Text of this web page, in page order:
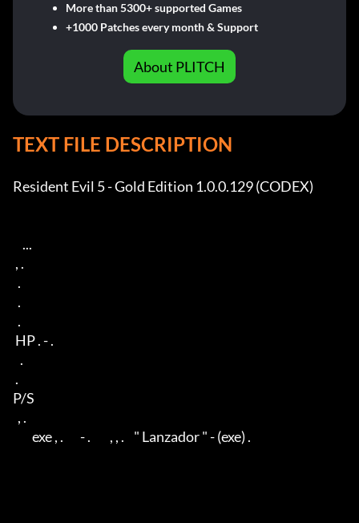
More than 5300+ supported Games
+1000 Patches every month & Support
About PLITCH
TEXT FILE DESCRIPTION
Resident Evil 5 - Gold Edition 1.0.0.129 (CODEX)
P/S